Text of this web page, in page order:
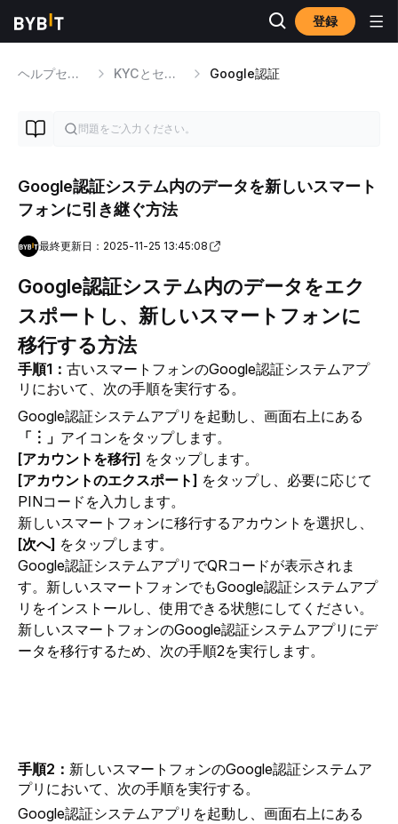
登録
ヘルプセンター KYCとセキュリティの問題 Google認証
Google認証システム内のデータを新しいスマート
フォンに引き継ぐ方法
最終更新日：2025-11-25 13:45:08
Google認証システム内のデータをエク
スポートし、新しいスマートフォンに
移行する方法
手順1： 古いスマートフォンのGoogle認証システムアプ
リにおいて、次の手順を実行する。
Google認証システムアプリを起動し、画面右上にある
「︙」 アイコンをタップします。
[アカウントを移行] をタップします。
[アカウントのエクスポート] をタップし、必要に応じて
PINコードを入力します。
新しいスマートフォンに移行するアカウントを選択し、
[次へ] をタップします。
Google認証システムアプリでQRコードが表示されま
す。新しいスマートフォンでもGoogle認証システムアプ
リをインストールし、使用できる状態にしてください。
新しいスマートフォンのGoogle認証システムアプリにデ
ータを移行するため、次の手順2を実行します。
手順2： 新しいスマートフォンのGoogle認証システムア
プリにおいて、次の手順を実行する。
Google認証システムアプリを起動し、画面右上にある